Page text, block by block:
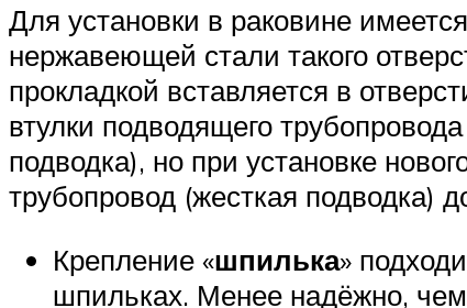
Для установки в раковине
нержавеющей стали такого
прокладкой вставляется в
втулки подводящего
подводка), но при установке
трубопровод (жесткая подводка)
Крепление «шпилька»
шпильках. Менее надёжно, чем